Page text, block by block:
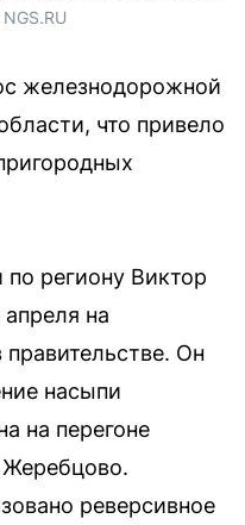
железнодорожной
что привело
региону Виктор
на
Он
насыпи
на перегоне
реверсивное